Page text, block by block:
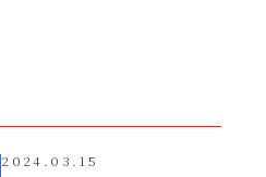
2024.03.15